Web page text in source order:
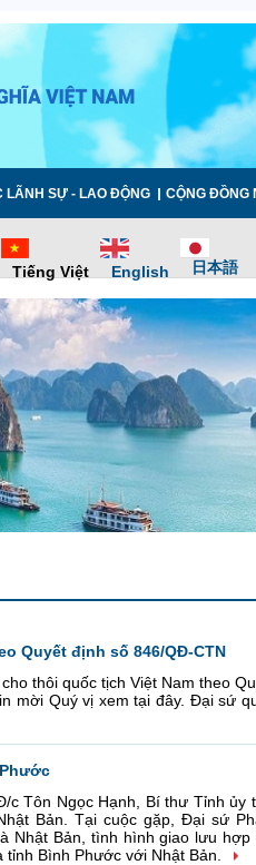
LÃNH SỰ - LAO ĐỘNG CỘNG ĐỒNG
Tiếng Việt English 日本語
Quyết định số 846/QĐ-CTN
thôi quốc tịch Việt Nam theo
mời Quý vị xem tại đây. Đại sứ
c Tôn Ngọc Hạnh, Bí thư Tỉnh ủy
Bản. Tại cuộc gặp, Đại sứ
Nhật Bản, tình hình giao lưu hợp
Bình Phước với Nhật Bản.